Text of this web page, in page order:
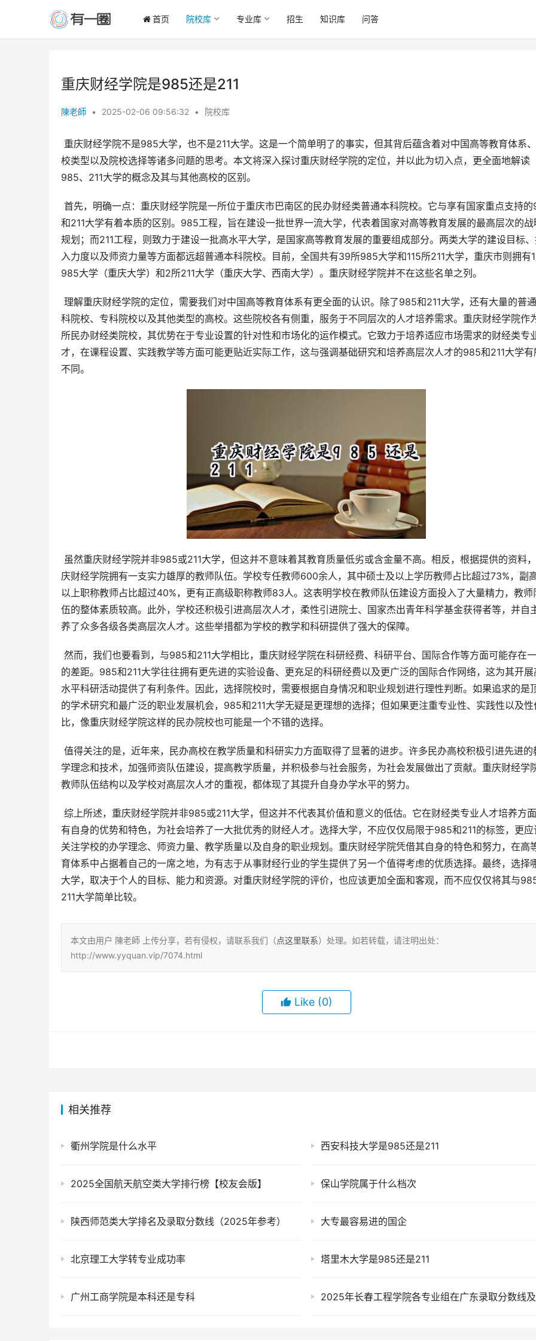
首页 院校库 专业库 招生 知识库 问答
重庆财经学院是985还是211
陳老師 • 2025-02-06 09:56:32 • 院校库
校类型以及院校选择等诸多问题的思考。本文将深入探讨重庆财经学院的定位，并以此为切入点，更全面地解读
985、211大学的概念及其与其他高校的区别。
和211大学有着本质的区别。985工程，旨在建设一批世界一流大学，代表着国家对高等教育发展的最高层次的战
规划；而211工程，则致力于建设一批高水平大学，是国家高等教育发展的重要组成部分。两类大学的建设目标
入力度以及师资力量等方面都远超普通本科院校。目前，全国共有39所985大学和115所211大学，重庆市则拥有
985大学（重庆大学）和2所211大学（重庆大学、西南大学）。重庆财经学院并不在这些名单之列。
科院校、专科院校以及其他类型的高校。这些院校各有侧重，服务于不同层次的人才培养需求。重庆财经学院作
所民办财经类院校，其优势在于专业设置的针对性和市场化的运作模式。它致力于培养适应市场需求的财经类专
才，在课程设置、实践教学等方面可能更贴近实际工作，这与强调基础研究和培养高层次人才的985和211大学有
不同。
庆财经学院拥有一支实力雄厚的教师队伍。学校专任教师600余人，其中硕士及以上学历教师占比超过73%，副
以上职称教师占比超过40%，更有正高级职称教师83人。这表明学校在教师队伍建设方面投入了大量精力，教师
伍的整体素质较高。此外，学校还积极引进高层次人才，柔性引进院士、国家杰出青年科学基金获得者等，并自
养了众多各级各类高层次人才。这些举措都为学校的教学和科研提供了强大的保障。
的差距。985和211大学往往拥有更先进的实验设备、更充足的科研经费以及更广泛的国际合作网络，这为其开展
水平科研活动提供了有利条件。因此，选择院校时，需要根据自身情况和职业规划进行理性判断。如果追求的是
的学术研究和最广泛的职业发展机会，985和211大学无疑是更理想的选择；但如果更注重专业性、实践性以及性
比，像重庆财经学院这样的民办院校也可能是一个不错的选择。
学理念和技术，加强师资队伍建设，提高教学质量，并积极参与社会服务，为社会发展做出了贡献。重庆财经学
教师队伍结构以及学校对高层次人才的重视，都体现了其提升自身办学水平的努力。
有自身的优势和特色，为社会培养了一大批优秀的财经人才。选择大学，不应仅仅局限于985和211的标签，更应
关注学校的办学理念、师资力量、教学质量以及自身的职业规划。重庆财经学院凭借其自身的特色和努力，在高
育体系中占据着自己的一席之地，为有志于从事财经行业的学生提供了另一个值得考虑的优质选择。最终，选择
大学，取决于个人的目标、能力和资源。对重庆财经学院的评价，也应该更加全面和客观，而不应仅仅将其与
211大学简单比较。
本文由用户 陳老師 上传分享，若有侵权，请联系我们（点这里联系）处理。如若转载，请注明出处：
http://www.yyquan.vip/7074.html
Like (0)
相关推荐
衢州学院是什么水平 西安科技大学是985还是211
2025全国航天航空类大学排行榜【校友会版】 保山学院属于什么档次
陕西师范类大学排名及录取分数线（2025年参考） 大专最容易进的国企
北京理工大学转专业成功率 塔里木大学是985还是211
广州工商学院是本科还是专科